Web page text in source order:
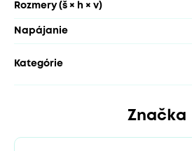
Rozmery (š × h × v)
Napájanie
Kategórie
Značka